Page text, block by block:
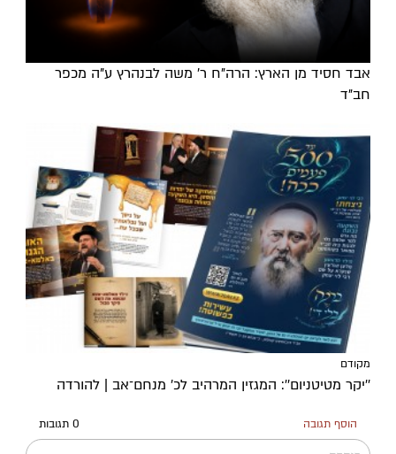
אבד חסיד מן הארץ: הרה"ח ר' משה לבנהרץ ע"ה מכפר
חב"ד
מקודם
''יקר מטיטניום'': המגזין המרהיב לכ’ מנחם־אב | להורדה
הוסף תגובה 0 תגובות